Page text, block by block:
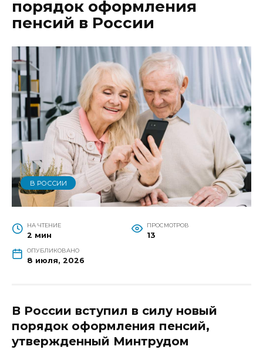
порядок оформления
пенсий в России
В РОССИИ
НА ЧТЕНИЕ
2 мин
ПРОСМОТРОВ
13
ОПУБЛИКОВАНО
8 июля, 2026
В России вступил в силу новый
порядок оформления пенсий,
утвержденный Минтрудом